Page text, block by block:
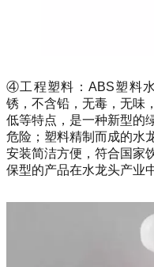
④工程塑料：ABS塑料
锈，不含铅，无毒，无味
低等特点，是一种新型的
危险；塑料精制而成的水
安装简洁方便，符合国家
保型的产品在水龙头产业